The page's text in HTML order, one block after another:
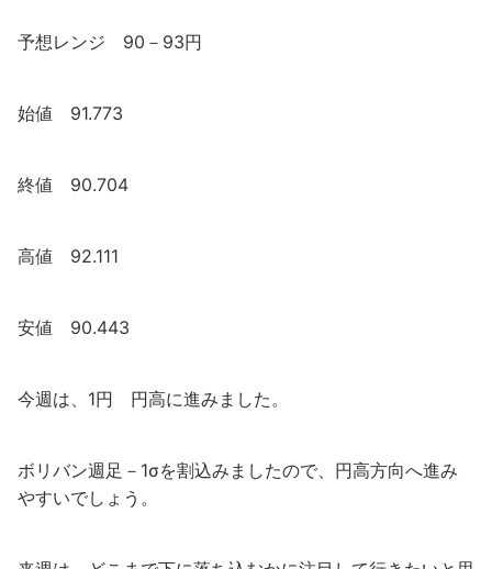
予想レンジ 90－93円
始値 91.773
終値 90.704
高値 92.111
安値 90.443
今週は、1円 円高に進みました。
ボリバン週足－1σを割込みましたので、円高方向へ進み
やすいでしょう。